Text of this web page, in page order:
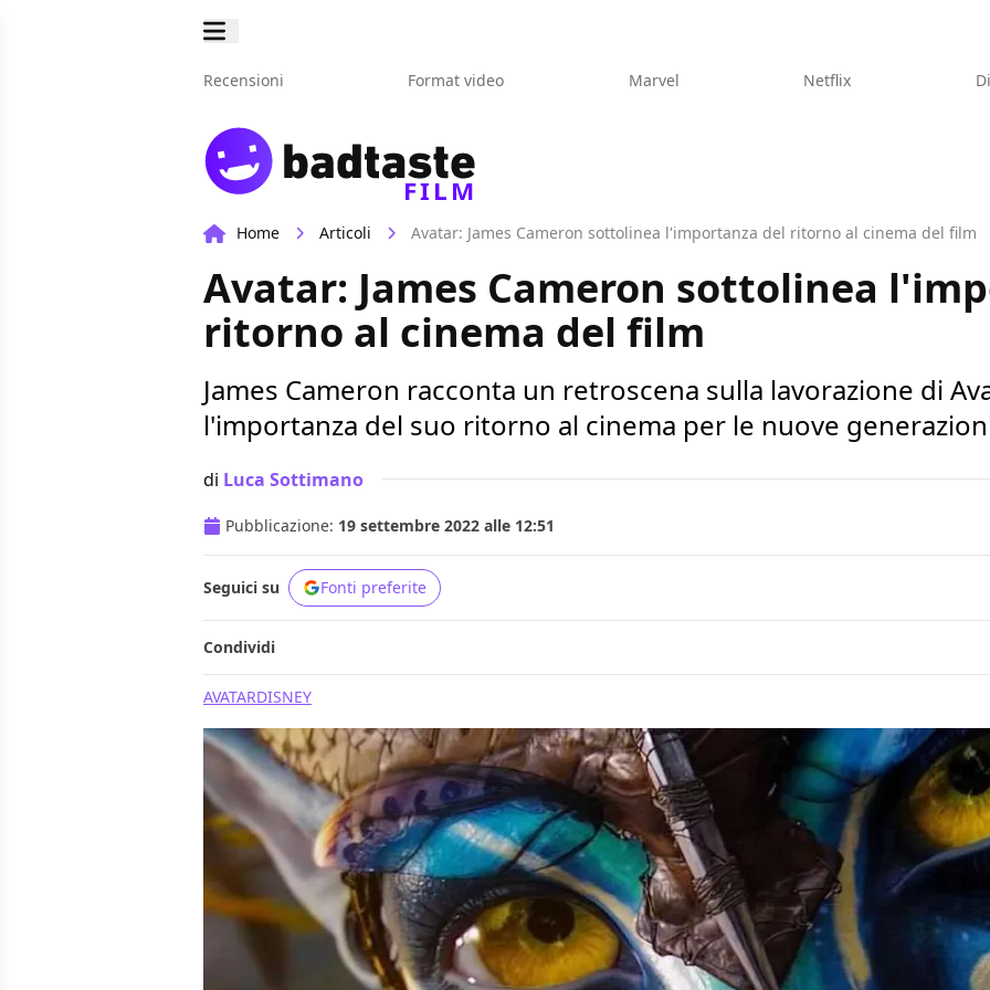
Recensioni Format video Marvel Netflix
FILM
Home Articoli Avatar: James Cameron sottolinea l'importanza del ritorno al cinema del film
Avatar: James Cameron sottolinea
ritorno al cinema del film
James Cameron racconta un retroscena sulla lavorazione di
l'importanza del suo ritorno al cinema per le nuove
di Luca Sottimano
Pubblicazione: 19 settembre 2022 alle 12:51
Seguici su Fonti preferite
Condividi
AVATARDISNEY